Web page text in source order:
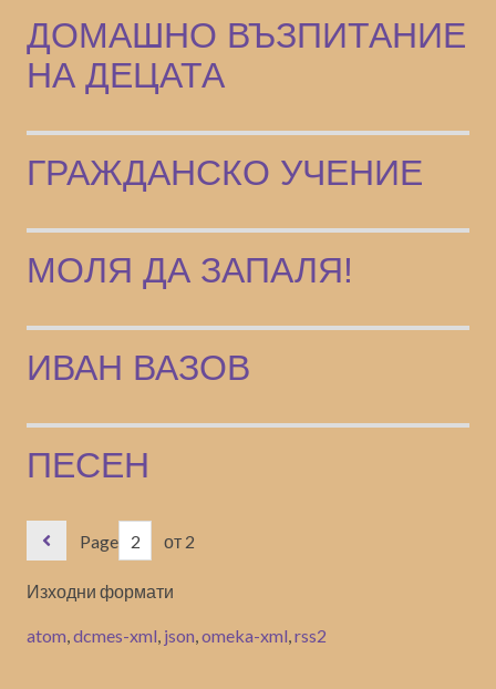
ДОМАШНО ВЪЗПИТАНИЕ
НА ДЕЦАТА
ГРАЖДАНСКО УЧЕНИЕ
МОЛЯ ДА ЗАПАЛЯ!
ИВАН ВАЗОВ
ПЕСЕН
Page от 2
Изходни формати
atom,dcmes-xml, json,omeka-xml,rss2